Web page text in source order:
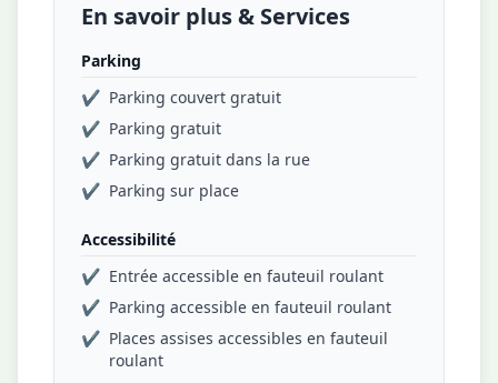
En savoir plus & Services
Parking
✔ Parking couvert gratuit
✔ Parking gratuit
✔ Parking gratuit dans la rue
✔ Parking sur place
Accessibilité
✔ Entrée accessible en fauteuil roulant
✔ Parking accessible en fauteuil roulant
✔ Places assises accessibles en fauteuil
roulant